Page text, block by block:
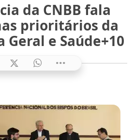
da CNBB fala
prioritários da
Geral e Saúde+10